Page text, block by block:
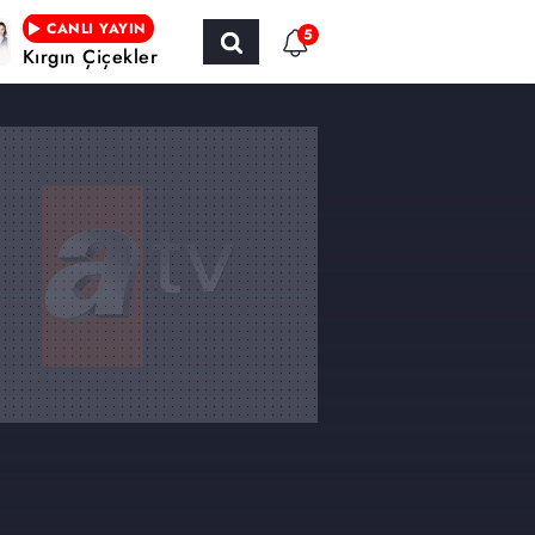
CANLI YAYIN
Kırgın Çiçekler
5